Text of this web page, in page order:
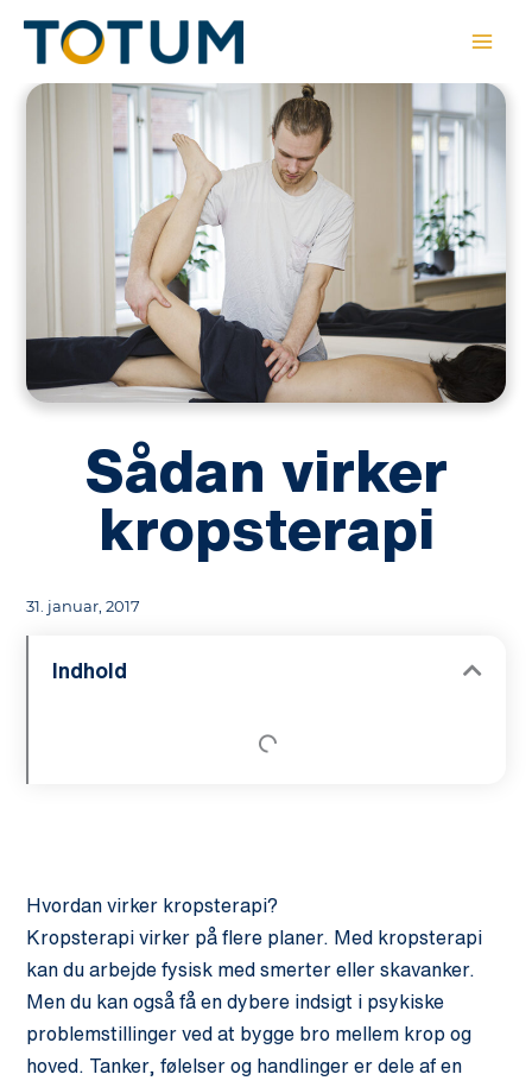
indholdet
Sådan virker
kropsterapi
31. januar, 2017
Indhold
Hvordan virker kropsterapi?
Kropsterapi virker på flere planer. Med kropsterapi
kan du arbejde fysisk med smerter eller skavanker.
Men du kan også få en dybere indsigt i psykiske
problemstillinger ved at bygge bro mellem krop og
hoved. Tanker, følelser og handlinger er dele af en